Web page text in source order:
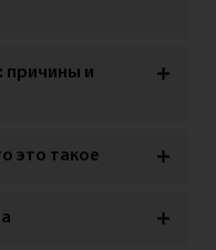
причины и
это такое